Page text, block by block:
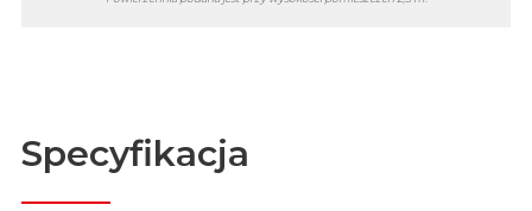
Specyfikacja